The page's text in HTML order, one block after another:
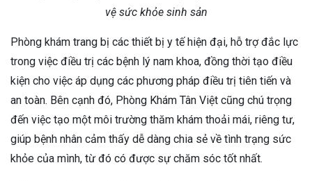
vệ sức khỏe sinh sản
Phòng khám trang bị các thiết bị y tế hiện đại, hỗ trợ đắc lực
trong việc điều trị các bệnh lý nam khoa, đồng thời tạo điều
kiện cho việc áp dụng các phương pháp điều trị tiên tiến và
an toàn. Bên cạnh đó, Phòng Khám Tân Việt cũng chú trọng
đến việc tạo một môi trường thăm khám thoải mái, riêng tư,
giúp bệnh nhân cảm thấy dễ dàng chia sẻ về tình trạng sức
khỏe của mình, từ đó có được sự chăm sóc tốt nhất.